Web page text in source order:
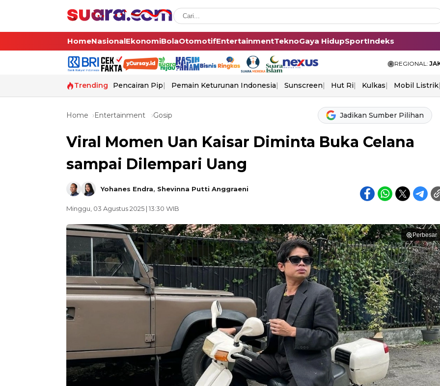
HomeNasionalEkonomiBolaOtomotifEntertainmentTeknoGaya HidupSportIndeks
REGIONAL:
Trending Pencairan Pip Pemain Keturunan Indonesia Sunscreen Hut Ri Kulkas Mobil Listrik
Home Entertainment Gosip Jadikan Sumber Pilihan
Viral Momen Uan Kaisar Diminta Buka Celana
sampai Dilempari Uang
Yohanes Endra, Shevinna Putti Anggraeni
Minggu, 03 Agustus 2025 | 13:30 WIB
Perbesar